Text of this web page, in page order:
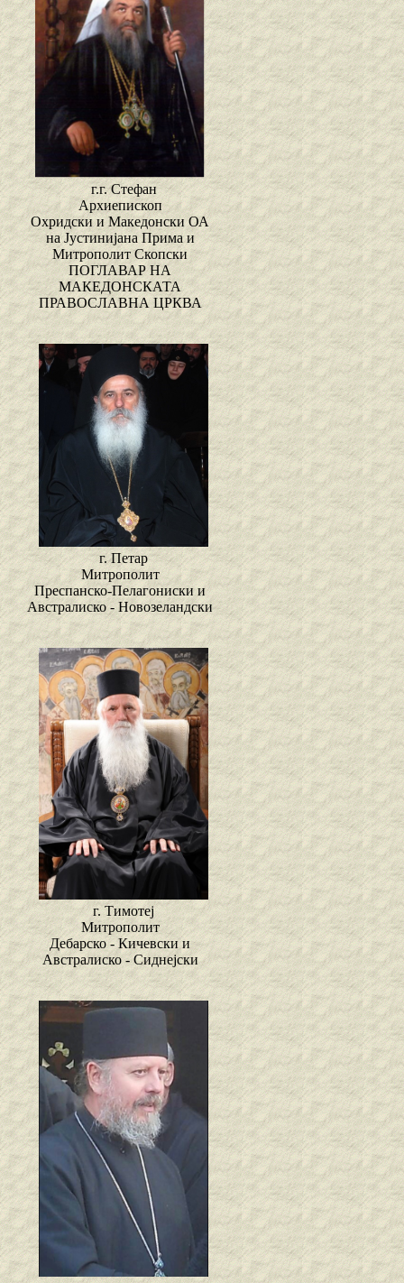
г.г. Стефан
Архиепископ
Охридски и Македонски ОА
на Јустинијана Прима и
Митрополит Скопски
ПОГЛАВАР НА
МАКЕДОНСКАТА
ПРАВОСЛАВНА ЦРКВА
г. Петар
Митрополит
Преспанско-Пелагониски и
Австралиско - Новозеландски
г. Тимотеј
Митрополит
Дебарско - Кичевски и
Австралиско - Сиднејски